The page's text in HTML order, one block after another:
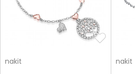
nakit nakit